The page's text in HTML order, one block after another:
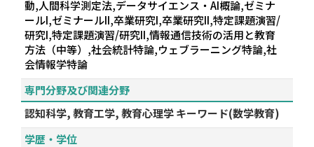
動,人間科学測定法,データサイエンス・AI概論,ゼミナ
ールI,ゼミナールII,卒業研究I,卒業研究II,特定課題演習/
研究I,特定課題演習/研究II,情報通信技術の活用と教育
方法（中等）,社会統計特論,ウェブラーニング特論,社
会情報学特論
専門分野及び関連分野
認知科学, 教育工学, 教育心理学 キーワード(数学教育)
学歴・学位